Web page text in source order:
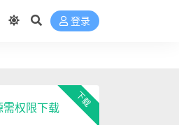
登录
下载
需权限下载